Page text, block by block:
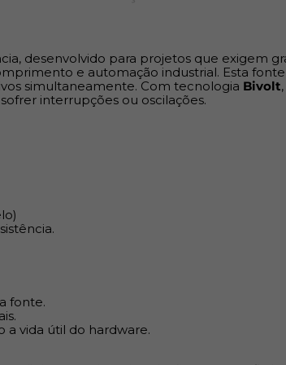
Amperagem:Permite ligar diversos
única fonte.
é
e a confiança de uma marca que é
Mais, a segurança da sua instalação e a
absoluta.
desenvolvido para projetos que exigem
e automação industrial. Esta
simultaneamente. Com tecnologia Bivolt
interrupções ou oscilações.
fonte.
a vida útil do hardware.